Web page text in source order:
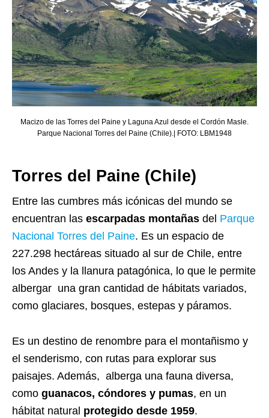
Macizo de las Torres del Paine y Laguna Azul desde el Cordón Masle.
Parque Nacional Torres del Paine (Chile).| FOTO: LBM1948
Torres del Paine (Chile)
Entre las cumbres más icónicas del mundo se
encuentran las escarpadas montañas del Parque
Nacional Torres del Paine. Es un espacio de
227.298 hectáreas situado al sur de Chile, entre
los Andes y la llanura patagónica, lo que le permite
albergar una gran cantidad de hábitats variados,
como glaciares, bosques, estepas y páramos.
Es un destino de renombre para el montañismo y
el senderismo, con rutas para explorar sus
paisajes. Además, alberga una fauna diversa,
como guanacos, cóndores y pumas, en un
hábitat natural protegido desde 1959.